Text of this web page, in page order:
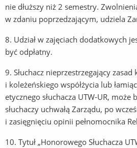
nie dłuższy niż 2 semestry.
w zdaniu poprzedzającym, udziela
8. Udział w zajęciach dodatkowych
być odpłatny.
9. Słuchacz nieprzestrzegający
i koleżeńskiego współżycia lub
etycznego słuchacza UTW-UR,
słuchaczy uchwałą Zarządu, po
i zasięgnięciu opinii pełnomocnika
10. Tytuł „Honorowego Słuchacza